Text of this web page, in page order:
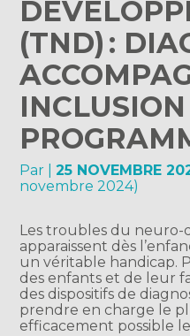
(TND) :
Par |25 NOVEMBRE
novembre 2024)
Les troubles du neuro-
apparaissent dès
un véritable handicap.
des enfants et de leur
des dispositifs de
prendre en charge le
efficacement possible